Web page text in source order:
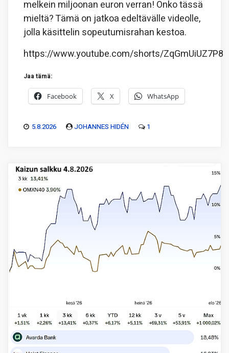
melkein miljoonan euron verran! Onko tässä
mieltä? Tämä on jatkoa edeltävälle videolle,
jolla käsittelin sopeutumisrahan kestoa.
https://www.youtube.com/shorts/ZqGmUiUZ7P8
Jaa tämä:
Facebook X WhatsApp
5.8.2026 JOHANNES HIDÉN 1